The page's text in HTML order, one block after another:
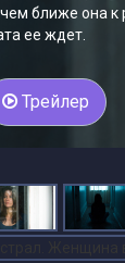
ближе она к
ее ждет.
Трейлер